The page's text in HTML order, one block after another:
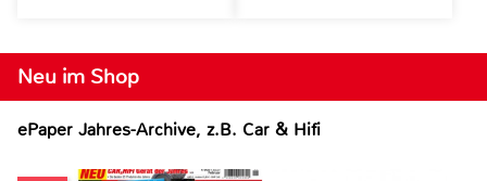
Neu im Shop
ePaper Jahres-Archive, z.B. Car & Hifi